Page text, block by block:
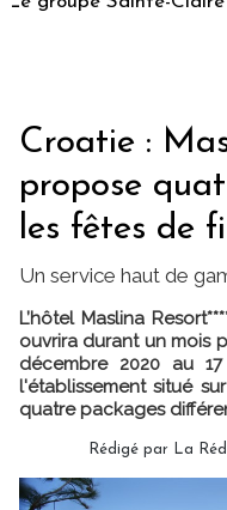
Croatie :
propose
les fêtes de
Un service haut de
L’hôtel Maslina
ouvrira durant un mois
décembre 2020 au
l'établissement situé
quatre packages
Rédigé par La